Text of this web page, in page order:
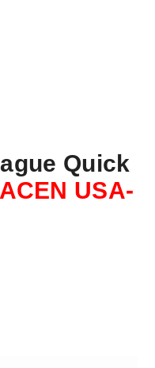
Quick
USA-